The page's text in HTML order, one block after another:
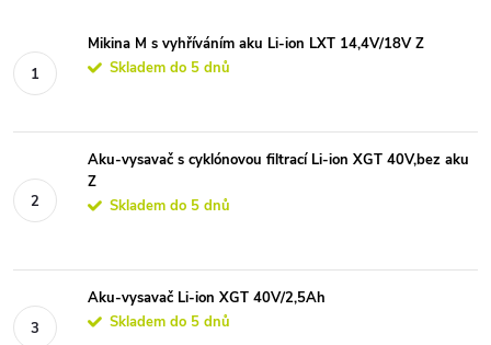
Mikina M s vyhříváním aku Li-ion LXT 14,4V/18V Z
Skladem do 5 dnů
Aku-vysavač s cyklónovou filtrací Li-ion XGT 40V,bez aku
Z
Skladem do 5 dnů
Aku-vysavač Li-ion XGT 40V/2,5Ah
Skladem do 5 dnů